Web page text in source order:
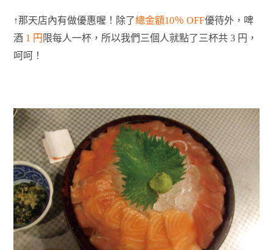
↑那天店內有做優惠喔！除了總金額10％ OFF優待外，啤
酒 1 円 限每人一杯，所以我們三個人就點了三杯共 3 円，
呵呵！